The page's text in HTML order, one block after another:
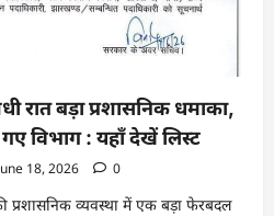
रात बड़ा प्रशासनिक धमाका,
विभाग : यहाँ देखें लिस्ट
18, 2026 0
प्रशासनिक व्यवस्था में एक बड़ा फेरबदल